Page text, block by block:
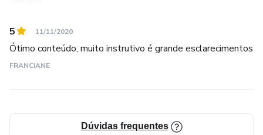
5 11/11/2020
Ótimo conteúdo, muito instrutivo é grande esclarecimentos
FRANCIANE
Dúvidas frequentes